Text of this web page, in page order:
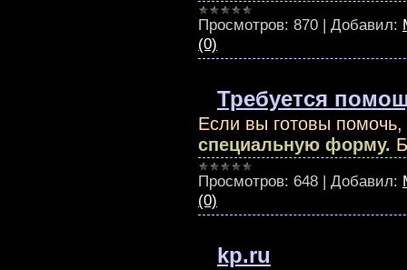
Просмотров: 870 | Добавил:
(0)
Требуется
Если вы готовы помочь,
специальную форму.
Просмотров: 648 | Добавил:
(0)
kp.ru